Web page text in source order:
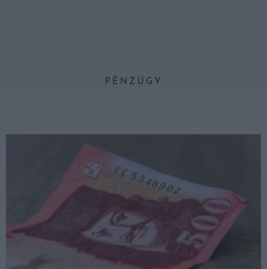
PÉNZÜGY